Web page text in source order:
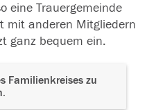
eine Trauergemeinde
mit anderen Mitgliedern
ganz bequem ein.
Familienkreises zu